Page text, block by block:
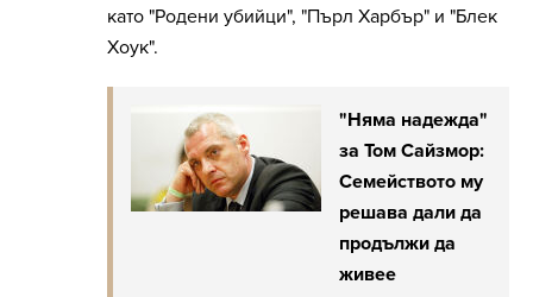
като "Родени убийци", "Пърл Харбър" и "Блек
Хоук".
"Няма надежда"
за Том Сайзмор:
Семейството му
решава дали да
продължи да
живее